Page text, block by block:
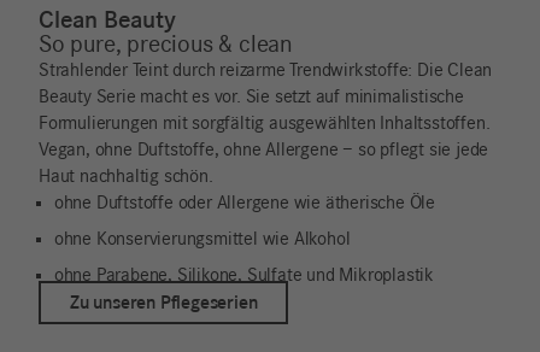
Clean Beauty
So pure, precious & clean
Strahlender Teint durch reizarme Trendwirkstoffe: Die Clean
Beauty Serie macht es vor. Sie setzt auf minimalistische
Formulierungen mit sorgfältig ausgewählten Inhaltsstoffen.
Vegan, ohne Duftstoffe, ohne Allergene – so pflegt sie jede
Haut nachhaltig schön.
ohne Duftstoffe oder Allergene wie ätherische Öle
ohne Konservierungsmittel wie Alkohol
ohne Parabene, Silikone, Sulfate und Mikroplastik
Zu unseren Pflegeserien